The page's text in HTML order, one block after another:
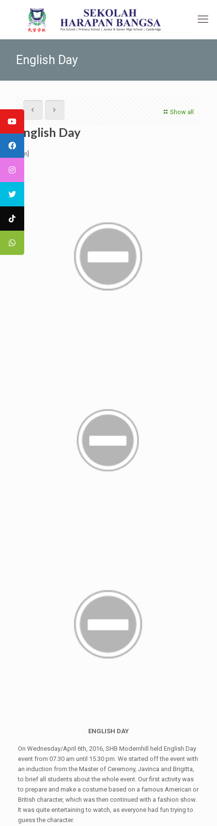
English Day
Show all
English Day
[:en]
ENGLISH DAY
On Wednesday/April 6th, 2016, SHB Modernhill held English Day
event from 07.30 am until 15.30 pm. We started off the event with
an induction from the Master of Ceremony, Javinca and Brigitta,
to brief all students about the whole event. Our first activity was
to prepare and make a costume based on a famous American or
British character, which was then continued with a fashion show.
It was quite entertaining to watch, as everyone had fun trying to
guess the character.